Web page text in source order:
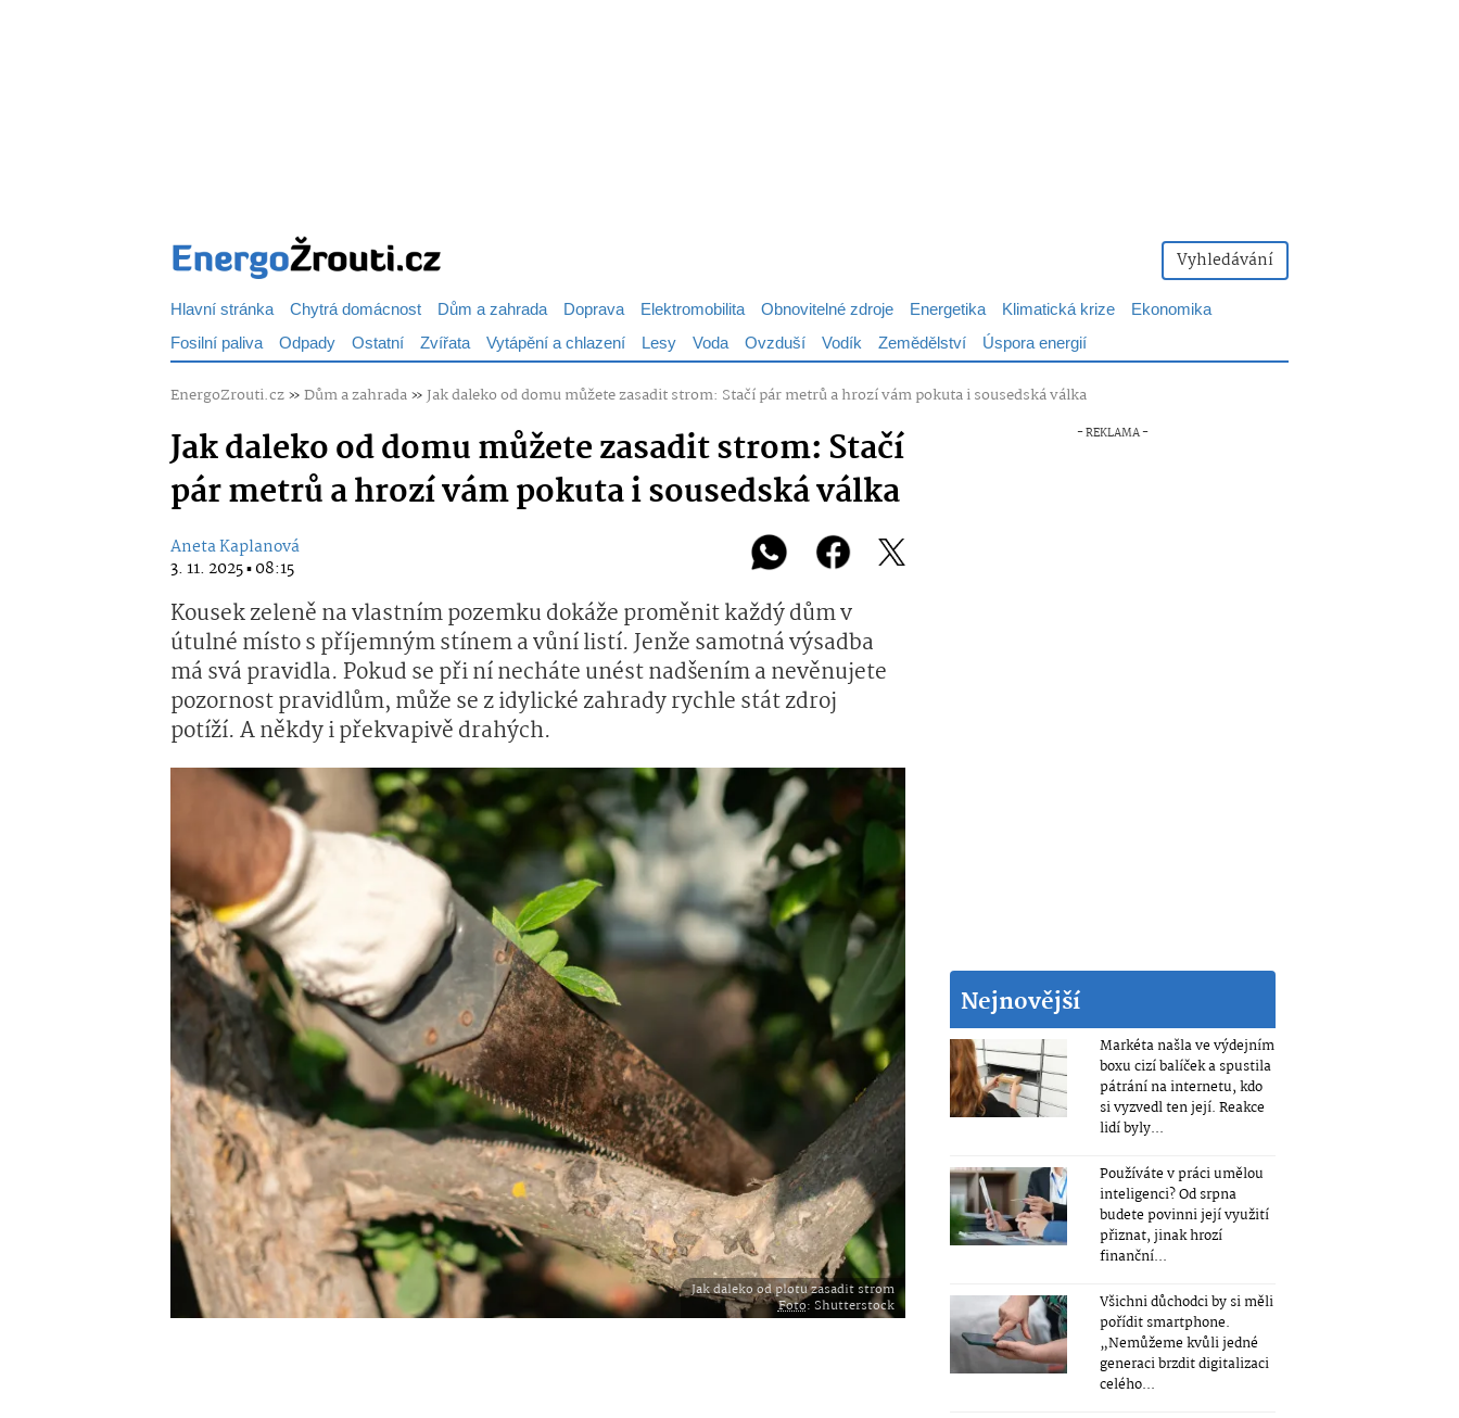
Vyhledávání
Hlavní stránka Chytrá domácnost Dům a zahrada Doprava Elektromobilita Obnovitelné zdroje Energetika Klimatická krize
Ekonomika
Fosilní paliva Odpady Ostatní Zvířata Vytápění a chlazení Lesy Voda Ovzduší Vodík Zemědělství Úspora energií
EnergoZrouti.cz»Dům a zahrada» Jak daleko od domu můžete zasadit strom: Stačí pár metrů a hrozí vám pokuta i sousedská válka
Jak daleko od domu můžete zasadit strom: Stačí
pár metrů a hrozí vám pokuta i sousedská válka
Aneta Kaplanová
3. 11. 2025 ▪ 08:15
Kousek zeleně na vlastním pozemku dokáže proměnit každý dům v
útulné místo s příjemným stínem a vůní listí. Jenže samotná výsadba
má svá pravidla. Pokud se při ní necháte unést nadšením a nevěnujete
pozornost pravidlům, může se z idylické zahrady rychle stát zdroj
potíží. A někdy i překvapivě drahých.
Jak daleko od plotu zasadit strom
Foto: Shutterstock
Nejnovější
Markéta našla ve výdejním
boxu cizí balíček a spustila
pátrání na internetu, kdo
si vyzvedl ten její. Reakce
lidí byly...
Používáte v práci umělou
inteligenci? Od srpna
budete povinni její využití
přiznat, jinak hrozí
finanční...
Všichni důchodci by si měli
pořídit smartphone.
„Nemůžeme kvůli jedné
generaci brzdit digitalizaci
celého...